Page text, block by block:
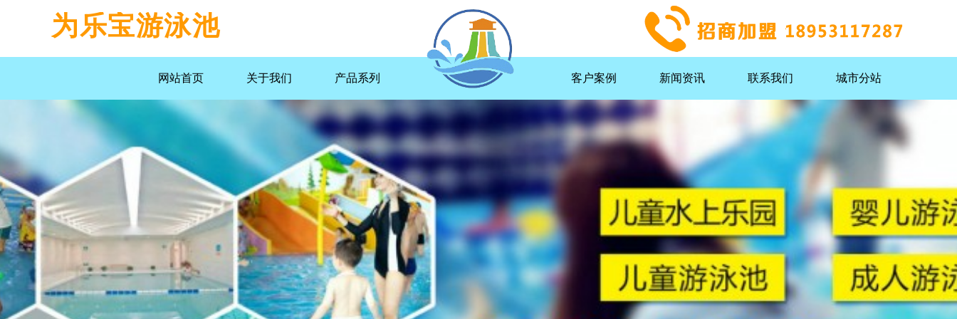
客户案例 新闻资讯 联系我们 城市分站
网站首页 关于我们 产品系列
为乐宝游泳池